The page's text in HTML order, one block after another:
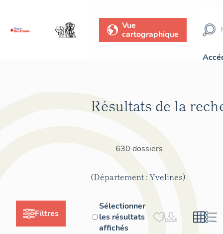
Vue
cartographique
Filtres
Résultats de la
630 dossiers
(Département : Yvelines)
Sélectionner
les résultats
affichés